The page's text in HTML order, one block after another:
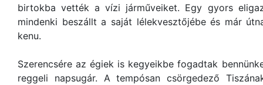
birtokba vették a vízi járműveiket. Egy gyors
mindenki beszállt a saját lélekvesztőjébe és már
kenu.
Szerencsére az égiek is kegyeikbe fogadtak
reggeli napsugár. A tempósan csörgedező